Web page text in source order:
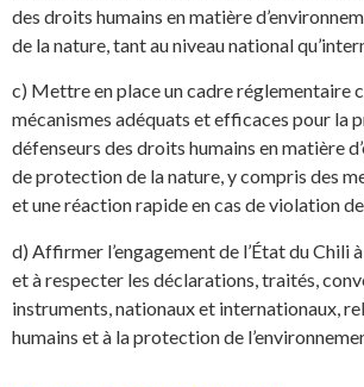
des droits humains en matière
de la nature, tant au niveau national
c) Mettre en place un cadre réglementaire
mécanismes adéquats et efficaces pour la
défenseurs des droits humains en matière
de protection de la nature, y compris des
et une réaction rapide en cas de violation
d) Affirmer l’engagement de l’État du Chili
et à respecter les déclarations, traités,
instruments, nationaux et internationaux,
humains et à la protection de